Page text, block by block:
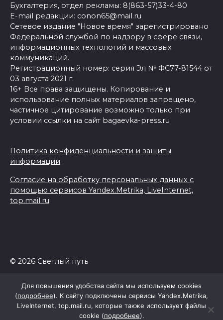
Бухгалтерия, отдел рекламы: 8(863-57)33-4-80
E-mail редакции: conon65@mail.ru
Сетевое издание "Новое время" зарегистрировано
Федеральной службой по надзору в сфере связи,
информационных технологий и массовых
коммуникаций.
Регистрационный номер: серия Эл № ФС77-81544 от
03 августа 2021 г.
16+ Все права защищены. Копирование и
использование полных материалов запрещено,
частичное цитирование возможно только при
условии ссылки на сайт bagaevka-press.ru
Политика конфиденциальности и защиты
информации
Согласие на обработку персональных данных с
помощью сервисов Yandex.Metrika, LiveInternet,
top.mail.ru
© 2026 Светлый путь
Для повышения удобства сайта мы используем cookies
(подробнее). К сайту подключены сервисы Yandex.Metrika,
LiveInternet, top.mail.ru, которые также использует файлы
cookie (подробнее).